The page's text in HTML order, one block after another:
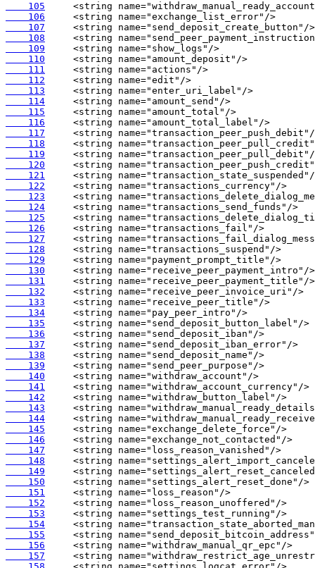
    105
    106
    107
    108
    109
    110
    111
    112
    113
    114
    115
    116
    117
    118
    119
    120
    121
    122
    123
    124
    125
    126
    127
    128
    129
    130
    131
    132
    133
    134
    135
    136
    137
    138
    139
    140
    141
    142
    143
    144
    145
    146
    147
    148
    149
    150
    151
    152
    153
    154
    155
    156
    157